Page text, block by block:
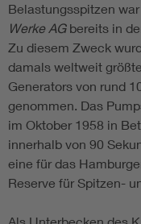
Belastungsspitzen
Werke AGbereits in
Zu diesem Zweck
damals weltweit
Generators von rund
genommen. Das
im Oktober 1958 in
innerhalb von 90
eine für das
Reserve für Spitzen-